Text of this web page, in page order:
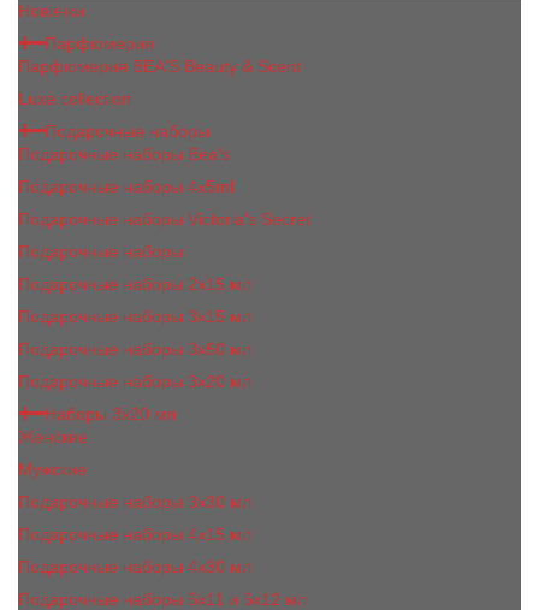
Новинки
Парфюмерия
Парфюмерия BEA'S Beauty & Scent
Luxe collection
Подарочные наборы
Подарочные наборы Bea's
Подарочные наборы 4х5ml
Подарочные наборы Victoria's Secret
Подарочные наборы
Подарочные наборы 2x15 мл
Подарочные наборы 3х15 мл
Подарочные наборы 3x50 мл
Подарочные наборы 3x20 мл
Наборы 3х20 мл
Женские
Мужские
Подарочные наборы 3х30 мл
Подарочные наборы 4x15 мл
Подарочные наборы 4x30 мл
Подарочные наборы 5x11 и 5х12 мл